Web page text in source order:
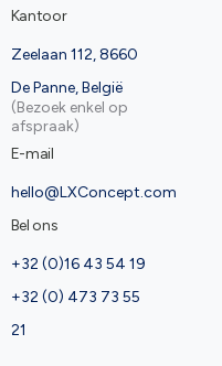
Kantoor
Zeelaan 112, 8660
De Panne, België
(Bezoek enkel op
afspraak)
E-mail
hello@LXConcept.com
Bel ons
+32 (0)16 43 54 19
+32 (0) 473 73 55
21